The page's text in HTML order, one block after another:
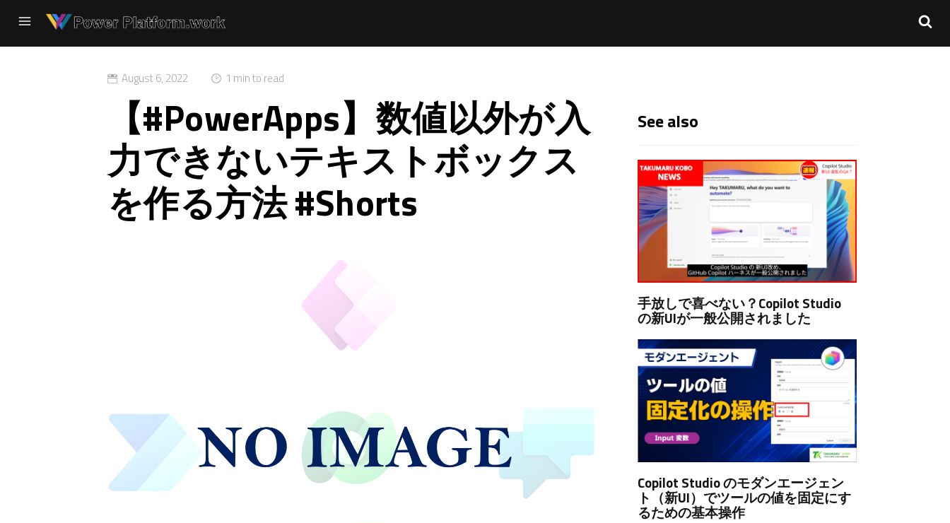
August 6, 2022 1 min to read
【#PowerApps】数値以外が入
力できないテキストボックス
を作る方法 #Shorts
See also
手放しで喜べない？Copilot Studio
の新UIが一般公開されました
Copilot Studio のモダンエージェン
ト（新UI）でツールの値を固定にす
るための基本操作